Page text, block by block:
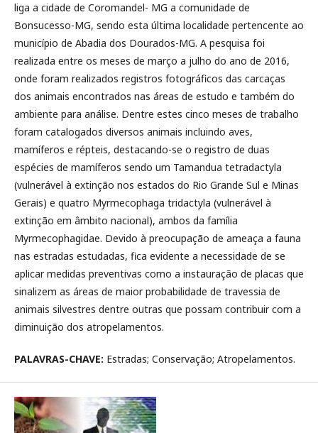
liga a cidade de Coromandel- MG a comunidade de
Bonsucesso-MG, sendo esta última localidade pertencente ao
município de Abadia dos Dourados-MG. A pesquisa foi
realizada entre os meses de março a julho do ano de 2016,
onde foram realizados registros fotográficos das carcaças
dos animais encontrados nas áreas de estudo e também do
ambiente para análise. Dentre estes cinco meses de trabalho
foram catalogados diversos animais incluindo aves,
mamíferos e répteis, destacando-se o registro de duas
espécies de mamíferos sendo um Tamandua tetradactyla
(vulnerável à extinção nos estados do Rio Grande Sul e Minas
Gerais) e quatro Myrmecophaga tridactyla (vulnerável à
extinção em âmbito nacional), ambos da família
Myrmecophagidae. Devido à preocupação de ameaça a fauna
nas estradas estudadas, fica evidente a necessidade de se
aplicar medidas preventivas como a instauração de placas que
sinalizem as áreas de maior probabilidade de travessia de
animais silvestres dentre outras que possam contribuir com a
diminuição dos atropelamentos.
PALAVRAS-CHAVE: Estradas; Conservação; Atropelamentos.